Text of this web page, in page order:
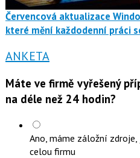
Červencová aktualizace
které mění každodenní práci
ANKETA
Máte ve firmě vyřešený
na déle než 24 hodin?
Ano, máme záložní
celou firmu